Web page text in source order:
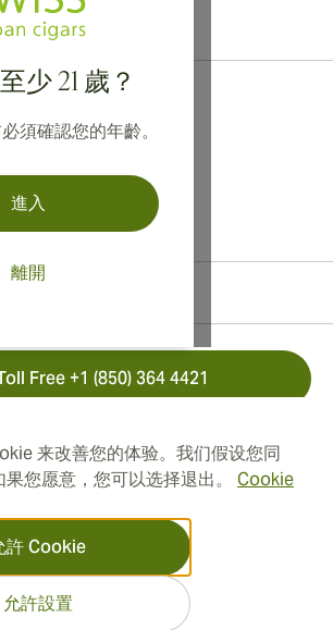
来改善您的体验。我们假设您同
您愿意，您可以选择退出。 Cookie
許 Cookie
允許設置
少 21 歲？
須確認您的年齡。
進入
離開
國及澳洲的國際運送服務！
Free +1 (850) 364 4421